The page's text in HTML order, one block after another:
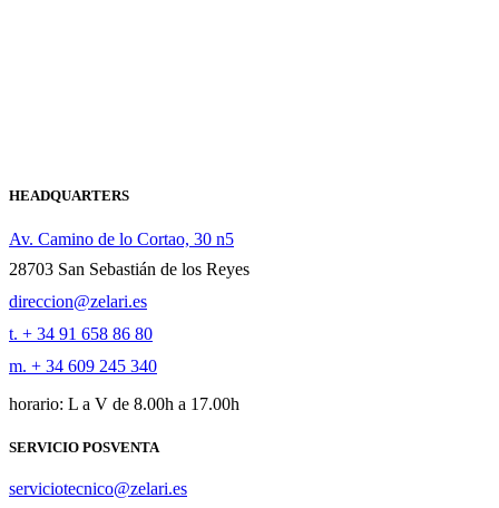
HEADQUARTERS
Av. Camino de lo Cortao, 30 n5
28703 San Sebastián de los Reyes
direccion@zelari.es
t. + 34 91 658 86 80
m. + 34 609 245 340
horario: L a V de 8.00h a 17.00h
SERVICIO POSVENTA
serviciotecnico@zelari.es